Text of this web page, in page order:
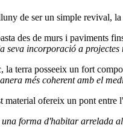
de ser un simple revival, la
des de murs i paviments
incorporació a
la terra posseeix un fort
més coherent amb el
material ofereix un pont entre
forma d'habitar